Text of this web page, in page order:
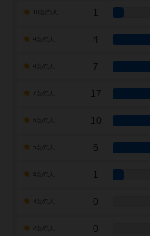
1
4
7
7点の人 17
10
6
1
0
0